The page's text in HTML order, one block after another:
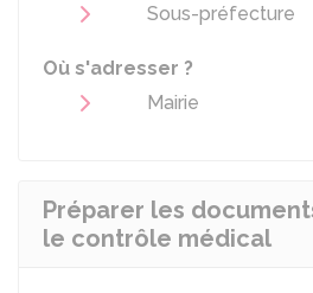
Sous-préfecture
Où s'adresser ?
Mairie
Préparer les
le contrôle médical